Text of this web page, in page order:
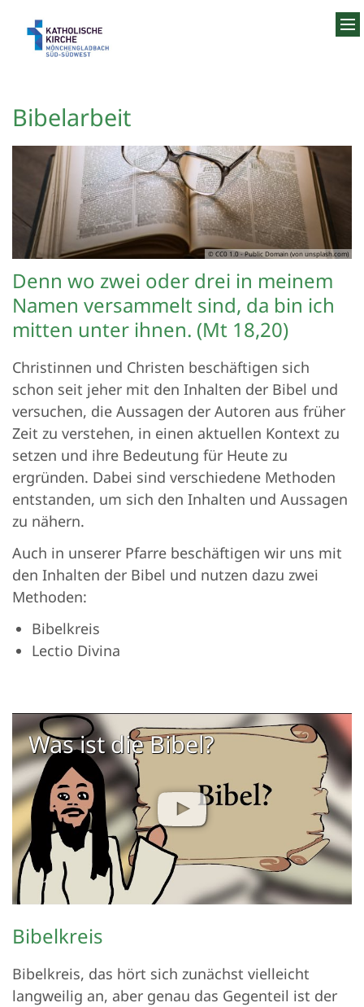
Bibelarbeit
© CC0 1.0 - Public Domain (von unsplash.com)
Denn wo zwei oder drei in meinem
Namen versammelt sind, da bin ich
mitten unter ihnen. (Mt 18,20)
Christinnen und Christen beschäftigen sich
schon seit jeher mit den Inhalten der Bibel und
versuchen, die Aussagen der Autoren aus früher
Zeit zu verstehen, in einen aktuellen Kontext zu
setzen und ihre Bedeutung für Heute zu
ergründen. Dabei sind verschiedene Methoden
entstanden, um sich den Inhalten und Aussagen
zu nähern.
Auch in unserer Pfarre beschäftigen wir uns mit
den Inhalten der Bibel und nutzen dazu zwei
Methoden:
Bibelkreis
Lectio Divina
Was ist die Bibel?
Bibelkreis
Bibelkreis, das hört sich zunächst vielleicht
langweilig an, aber genau das Gegenteil ist der